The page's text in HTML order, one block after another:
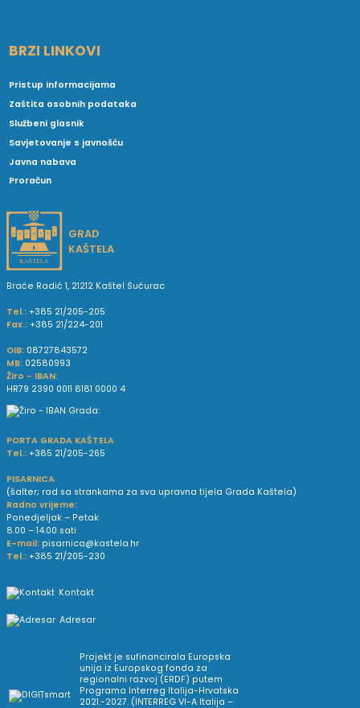
BRZI LINKOVI
Pristup informacijama
Zaštita osobnih podataka
Službeni glasnik
Savjetovanje s javnošću
Javna nabava
Proračun
GRAD
KAŠTELA
Braće Radić 1, 21212 Kaštel Sućurac
Tel.: +385 21/205-205
Fax.: +385 21/224-201
OIB: 08727843572
MB: 02580993
Žiro - IBAN:
HR79 2390 0011 8181 0000 4
PORTA GRADA KAŠTELA
Tel.: +385 21/205-265
PISARNICA
(šalter; rad sa strankama za sva upravna tijela Grada Kaštela)
Radno vrijeme:
Ponedjeljak – Petak
8.00 – 14.00 sati
E-mail: pisarnica@kastela.hr
Tel.: +385 21/205-230
Kontakt
Adresar
Projekt je sufinancirala Europska
unija iz Europskog fonda za
regionalni razvoj (ERDF) putem
Programa Interreg Italija-Hrvatska
2021.-2027. (INTERREG VI-A Italija –